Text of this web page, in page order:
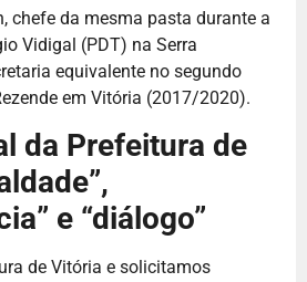
chefe da mesma pasta durante a
Vidigal (PDT) na Serra
equivalente no segundo
em Vitória (2017/2020).
da Prefeitura de
e “diálogo”
de Vitória e solicitamos